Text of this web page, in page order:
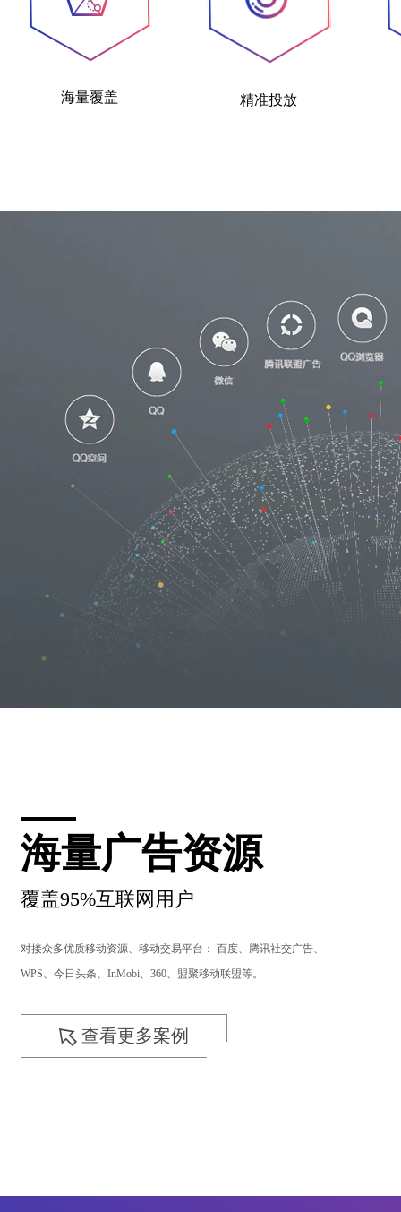
海量覆盖 精准投放
海量广告资源
覆盖95%互联网用户
对接众多优质移动资源、移动交易平台： 百度、腾讯社交广告、
WPS、今日头条、InMobi、360、盟聚移动联盟等。
查看更多案例